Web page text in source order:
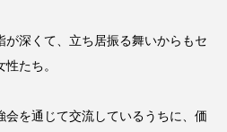
深くて、立ち居振る舞いからもセ
たち。
を通じて交流しているうちに、価